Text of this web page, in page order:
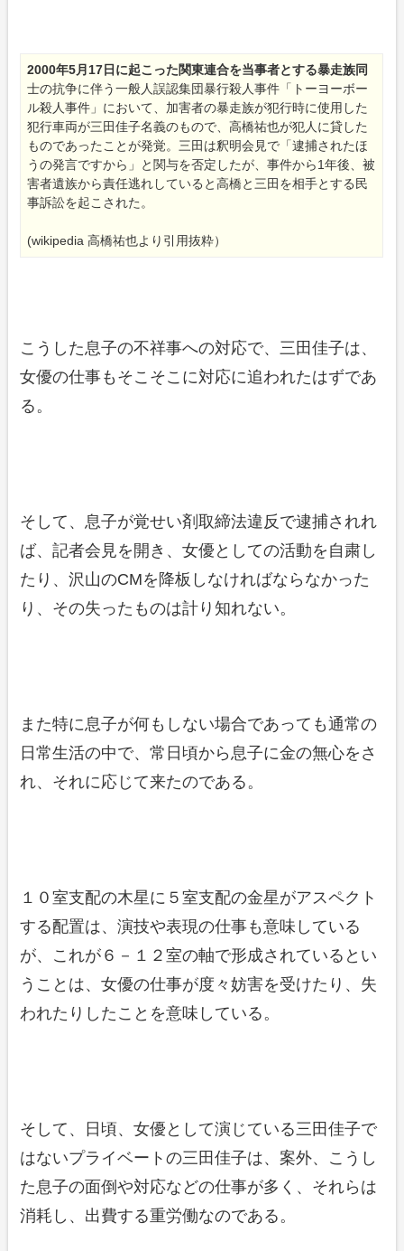
2000年5月17日に起こった関東連合を当事者とする暴走族同
士の抗争に伴う一般人誤認集団暴行殺人事件「トーヨーボー
ル殺人事件」において、加害者の暴走族が犯行時に使用した
犯行車両が三田佳子名義のもので、高橋祐也が犯人に貸した
ものであったことが発覚。三田は釈明会見で「逮捕されたほ
うの発言ですから」と関与を否定したが、事件から1年後、被
害者遺族から責任逃れしていると高橋と三田を相手とする民
事訴訟を起こされた。
(wikipedia 高橋祐也より引用抜粋）
こうした息子の不祥事への対応で、三田佳子は、
女優の仕事もそこそこに対応に追われたはずであ
る。
そして、息子が覚せい剤取締法違反で逮捕されれ
ば、記者会見を開き、女優としての活動を自粛し
たり、沢山のCMを降板しなければならなかった
り、その失ったものは計り知れない。
また特に息子が何もしない場合であっても通常の
日常生活の中で、常日頃から息子に金の無心をさ
れ、それに応じて来たのである。
１０室支配の木星に５室支配の金星がアスペクト
する配置は、演技や表現の仕事も意味している
が、これが６－１２室の軸で形成されているとい
うことは、女優の仕事が度々妨害を受けたり、失
われたりしたことを意味している。
そして、日頃、女優として演じている三田佳子で
はないプライベートの三田佳子は、案外、こうし
た息子の面倒や対応などの仕事が多く、それらは
消耗し、出費する重労働なのである。